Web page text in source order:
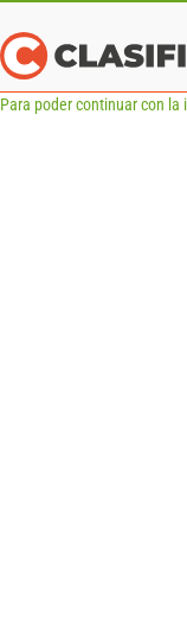
Para poder continuar con la